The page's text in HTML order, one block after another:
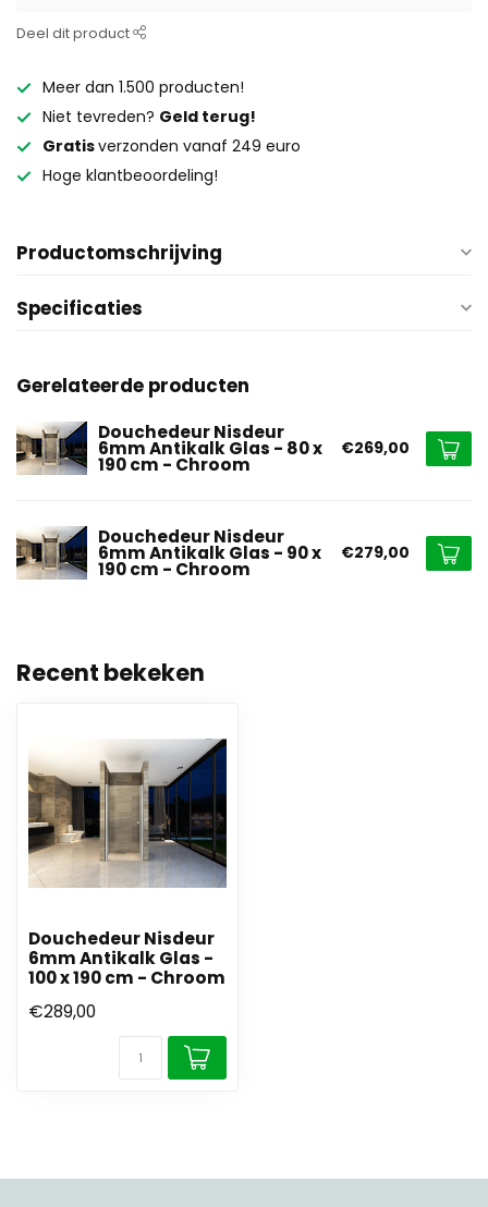
Deel dit product
Meer dan 1.500 producten!
Niet tevreden? Geld terug!
Gratisverzonden vanaf 249 euro
Hoge klantbeoordeling!
Productomschrijving
Specificaties
Gerelateerde producten
Douchedeur Nisdeur
6mm Antikalk Glas - 80 x
190 cm - Chroom
€269,00
Douchedeur Nisdeur
6mm Antikalk Glas - 90 x
190 cm - Chroom
€279,00
Recent bekeken
Douchedeur Nisdeur
6mm Antikalk Glas -
100 x 190 cm - Chroom
€289,00